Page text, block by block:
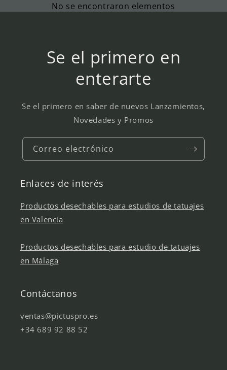
No se encontraron elementos
Se el primero en
enterarte
Se el primero en saber de nuevos Lanzamientos,
Novedades y Promos
Correo electrónico
Enlaces de interés
Productos desechables para estudios de tatuajes
en Valencia
Productos desechables para estudio de tatuajes
en Málaga
Contáctanos
ventas@pictuspro.es
+34 689 92 88 52